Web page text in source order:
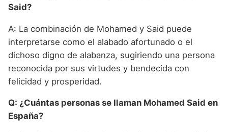
Said?
A: La combinación de Mohamed y Said puede
interpretarse como el alabado afortunado o el
dichoso digno de alabanza, sugiriendo una persona
reconocida por sus virtudes y bendecida con
felicidad y prosperidad.
Q: ¿Cuántas personas se llaman Mohamed Said en
España?